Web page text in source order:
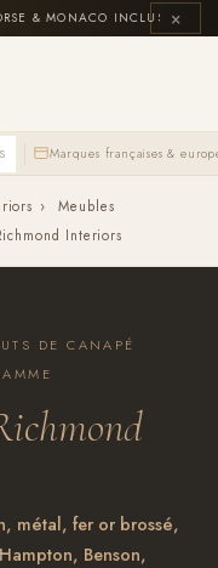
INCLUS 💳PAIEMENT
×
Marques françaises &
›
Meubles
Interiors
DE CANAPÉ
métal, fer or brossé,
Benson,